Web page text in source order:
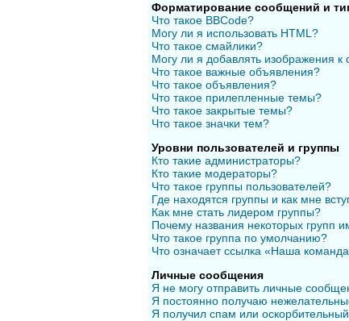
Форматирование сообщений и
Что такое BBCode?
Могу ли я использовать HTML?
Что такое смайлики?
Могу ли я добавлять изображения
Что такое важные объявления?
Что такое объявления?
Что такое прилепленные темы?
Что такое закрытые темы?
Что такое значки тем?
Уровни пользователей и группы
Кто такие администраторы?
Кто такие модераторы?
Что такое группы пользователей?
Где находятся группы и как мне
Как мне стать лидером группы?
Почему названия некоторых групп
Что такое группа по умолчанию?
Что означает ссылка «Наша
Личные сообщения
Я не могу отправить личные
Я постоянно получаю
Я получил спам или